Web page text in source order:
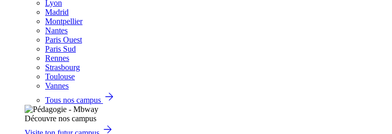
Lyon
Madrid
Montpellier
Nantes
Paris Ouest
Paris Sud
Rennes
Strasbourg
Toulouse
Vannes
Tous nos campus
Découvre nos campus